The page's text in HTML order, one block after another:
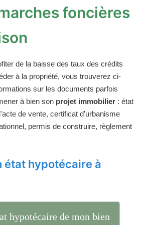
foncières
de la baisse des taux des crédits
à la propriété, vous trouverez ci-
sur les documents parfois
à bien son projet immobilier : état
de vente, certificat d'urbanisme
permis de construire, règlement
état hypotécaire à
hypotécaire de mon bien